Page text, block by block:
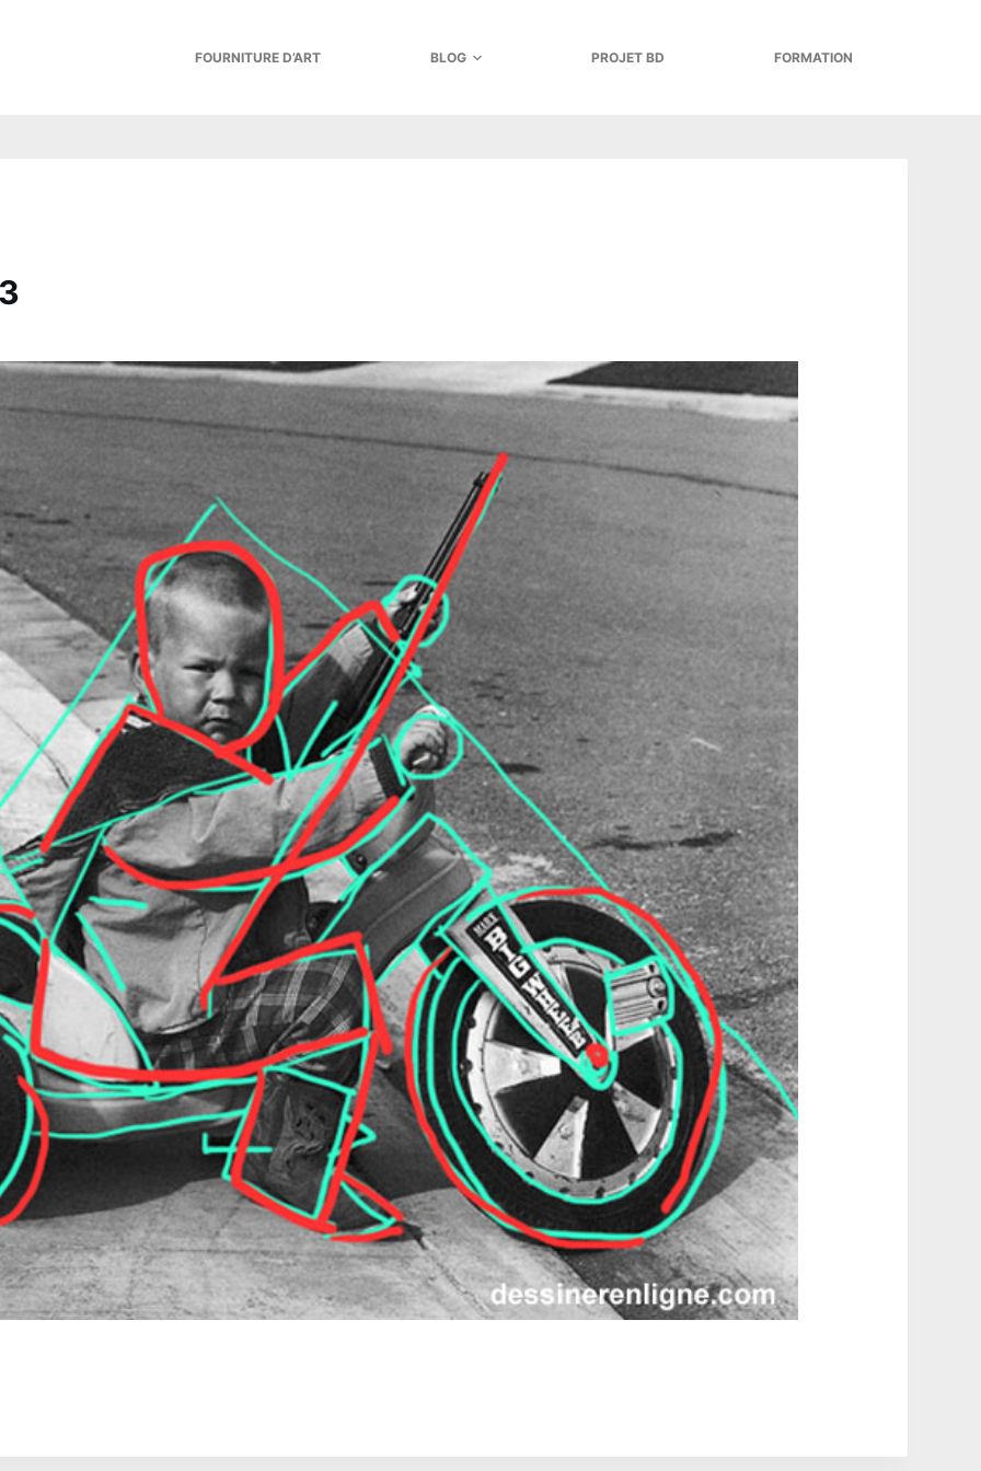
FOURNITURE D’ART BLOG PROJET BD FORMATION